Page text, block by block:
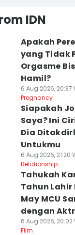
IDN
Apakah
yang Tidak
Orgasme
Hamil?
6 Aug 2026, 20:37
Pregnancy
Siapakah
Saya? Ini
Dia
Untukmu
6 Aug 2026, 21:20
Relationship
Tahukah
Tahun Lahir
May MCU
dengan
6 Aug 2026, 20:02
Film